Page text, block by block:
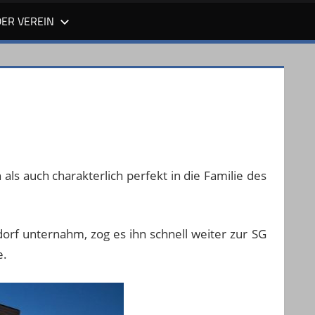
VEREIN
auch charakterlich perfekt in die Familie des
unternahm, zog es ihn schnell weiter zur SG